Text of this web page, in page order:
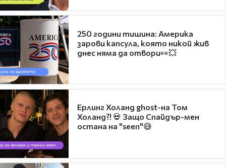
250 години тишина: Америка
зарови капсула, която никой жив
днес няма да отвори👀💥
Ерлинг Холанд ghost-на Том
Холанд?! 💀 Защо Спайдър-мен
остана на "seen"😅